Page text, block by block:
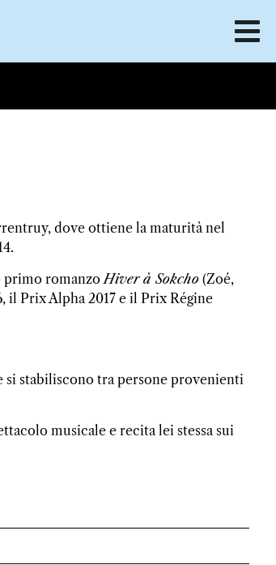
dove ottiene la maturità nel
primo romanzo Hiver à Sokcho(Zoé,
Prix Alpha 2017 e il Prix Régine
si stabiliscono tra persone provenienti
musicale e recita lei stessa sui